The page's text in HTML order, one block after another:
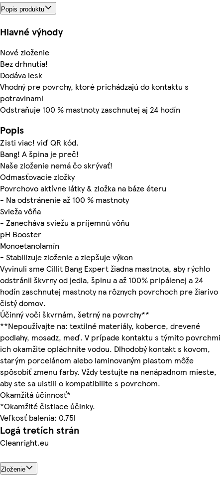
Popis produktu
Hlavné výhody
Nové zloženie
Bez drhnutia!
Dodáva lesk
Vhodný pre povrchy, ktoré prichádzajú do kontaktu s
potravinami
Odstraňuje 100 % mastnoty zaschnutej aj 24 hodín
Popis
Zisti viac! viď QR kód.
Bang! A špina je preč!
Naše zloženie nemá čo skrývať!
Odmasťovacie zložky
Povrchovo aktívne látky & zložka na báze éteru
- Na odstránenie až 100 % mastnoty
Svieža vôňa
- Zanecháva sviežu a príjemnú vôňu
pH Booster
Monoetanolamín
- Stabilizuje zloženie a zlepšuje výkon
Vyvinuli sme Cillit Bang Expert žiadna mastnota, aby rýchlo
odstránil škvrny od jedla, špinu a až 100% pripálenej a 24
hodín zaschnutej mastnoty na rôznych povrchoch pre žiarivo
čistý domov.
Účinný voči škvrnám, šetrný na povrchy**
**Nepoužívajte na: textilné materiály, koberce, drevené
podlahy, mosadz, meď. V prípade kontaktu s týmito povrchmi
ich okamžite opláchnite vodou. Dlhodobý kontakt s kovom,
starým porcelánom alebo laminovaným plastom môže
spôsobiť zmenu farby. Vždy testujte na nenápadnom mieste,
aby ste sa uistili o kompatibilite s povrchom.
Okamžitá účinnosť*
*Okamžité čistiace účinky.
Veľkosť balenia: 0.75l
Logá tretích strán
Cleanright.eu
Zloženie